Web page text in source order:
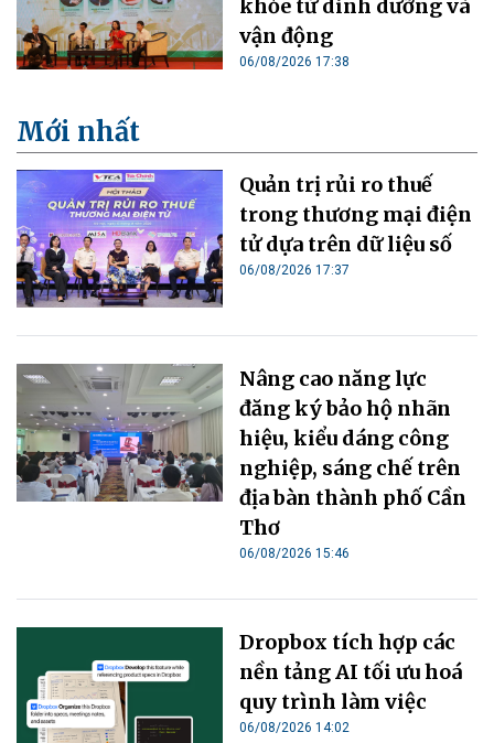
khỏe từ dinh dưỡng và
vận động
06/08/2026 17:38
Mới nhất
Quản trị rủi ro thuế
trong thương mại điện
tử dựa trên dữ liệu số
06/08/2026 17:37
Nâng cao năng lực
đăng ký bảo hộ nhãn
hiệu, kiểu dáng công
nghiệp, sáng chế trên
địa bàn thành phố Cần
Thơ
06/08/2026 15:46
Dropbox tích hợp các
nền tảng AI tối ưu hoá
quy trình làm việc
06/08/2026 14:02